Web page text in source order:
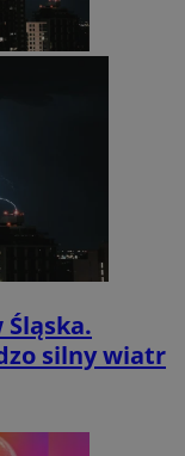
silny wiatr